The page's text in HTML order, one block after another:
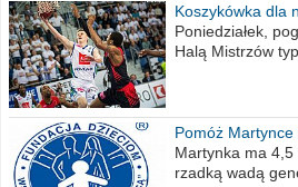
Koszykówka dla
Poniedziałek,
Halą Mistrzów
Pomóż
Martynka ma 4,5
rzadką wadą